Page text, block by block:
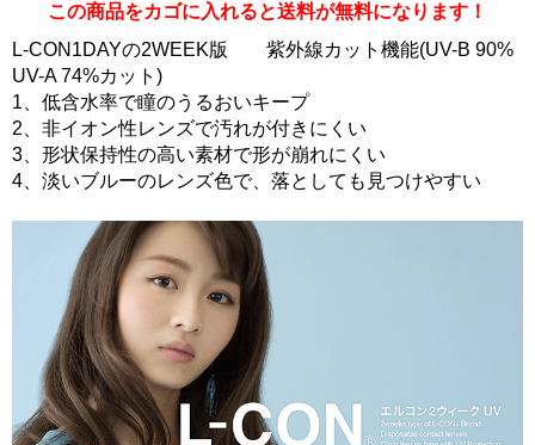
この商品をカゴに入れると送料が無料になります！
L-CON1DAYの2WEEK版 紫外線カット機能(UV-B 90%
UV-A 74%カット)
1、低含水率で瞳のうるおいキープ
2、非イオン性レンズで汚れが付きにくい
3、形状保持性の高い素材で形が崩れにくい
4、淡いブルーのレンズ色で、落としても見つけやすい